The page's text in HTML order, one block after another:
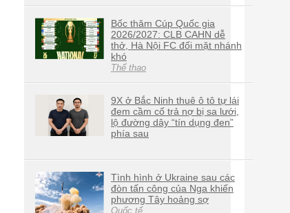
Bốc thăm Cúp Quốc gia
2026/2027: CLB CAHN dễ
thở, Hà Nội FC đối mặt nhánh
khó
Thể thao
9X ở Bắc Ninh thuê ô tô tự lái
đem cầm cố trả nợ bị sa lưới,
lộ đường dây “tín dụng đen”
phía sau
Tình hình ở Ukraine sau các
đòn tấn công của Nga khiến
phương Tây hoảng sợ
Quốc tế